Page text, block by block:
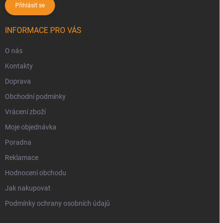
Přihlásit se
INFORMACE PRO VÁS
O nás
Kontakty
Doprava
Obchodní podmínky
Vrácení zboží
Moje objednávka
Poradna
Reklamace
Hodnocení obchodu
Jak nakupovat
Podmínky ochrany osobních údajů